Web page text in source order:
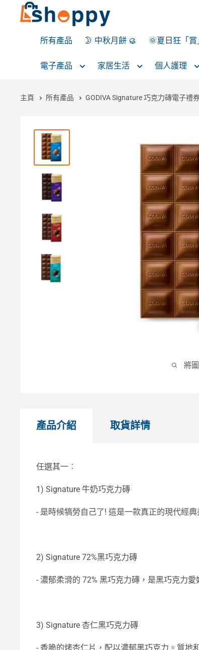
所有產品 🌛 中秋月餅 🥮 🌞夏日狂「
電子產品 家居生活 個人護理
主頁 所有產品 GODIVA Signature 巧克力磚電子禮
將
產品介紹
任選其一︰
1) Signature 牛奶巧克力磚
- 是時候犒勞自己了! 這是一款真正的現代經典
2) Signature 72%黑巧克力磚
- 濃郁柔滑的 72% 黑巧克力磚，是黑巧克力愛
3) Signature 杏仁黑巧克力磚
- 香脆的烤杏仁片，配以濃郁黑巧克力。質地
取貨詳情